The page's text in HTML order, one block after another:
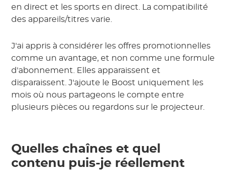
en direct et les sports en direct. La compatibilité
des appareils/titres varie.
J'ai appris à considérer les offres promotionnelles
comme un avantage, et non comme une formule
d'abonnement. Elles apparaissent et
disparaissent. J'ajoute le Boost uniquement les
mois où nous partageons le compte entre
plusieurs pièces ou regardons sur le projecteur.
Quelles chaînes et quel
contenu puis-je réellement